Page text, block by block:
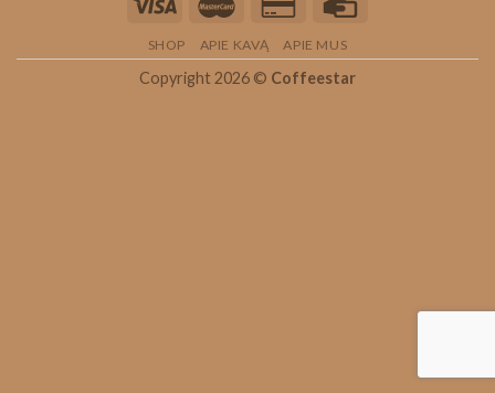
SHOP APIE KAVĄ APIE MUS
Copyright 2026 © Coffeestar